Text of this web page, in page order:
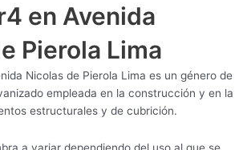
en Avenida
Pierola Lima
Nicolas de Pierola Lima es un género de
empleada en la construcción y en la
estructurales y de cubrición.